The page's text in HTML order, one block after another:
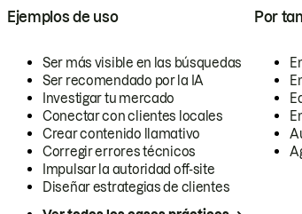
Ejemplos de uso
Ser más visible en las búsquedas
Ser recomendado por la IA
Investigar tu mercado
Conectar con clientes locales
Crear contenido llamativo
Corregir errores técnicos
Impulsar la autoridad off-site
Diseñar estrategias de clientes
Por